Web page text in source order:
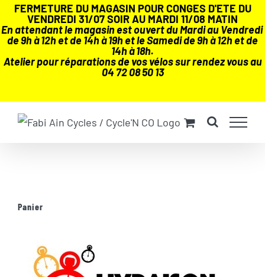
FERMETURE DU MAGASIN POUR CONGES D'ETE DU
VENDREDI 31/07 SOIR AU MARDI 11/08 MATIN
En attendant le magasin est ouvert du Mardi au Vendredi
de 9h à 12h et de 14h à 19h et le Samedi de 9h à 12h et de
14h à 18h.
Atelier pour réparations de vos vélos sur rendez vous au
04 72 08 50 13
Panier